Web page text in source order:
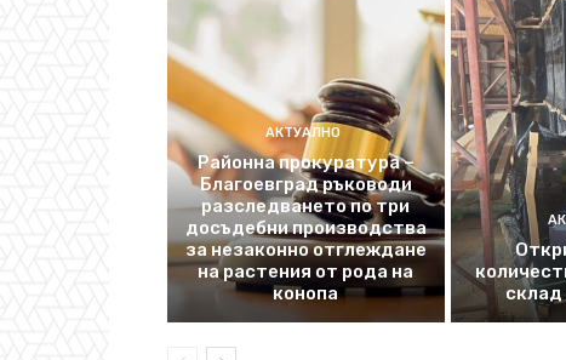
АКТУАЛНО
Районна прокуратура –
Благоевград ръководи
разследването по три
досъдебни производства
за незаконно отглеждане
на растения от рода на
конопа